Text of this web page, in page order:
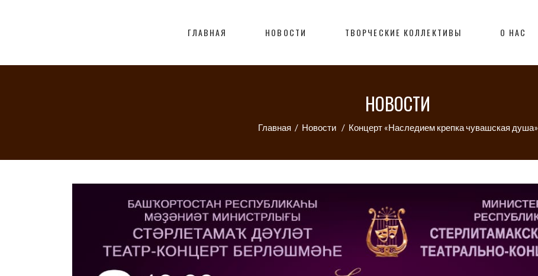
ГЛАВНАЯ НОВОСТИ ТВОРЧЕСКИЕ КОЛЛЕКТИВЫ О НАС
НОВОСТИ
Главная / Новости / Концерт «Наследием крепка чувашская душа»